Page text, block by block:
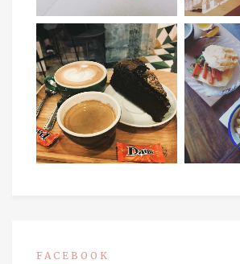
FACEBOOK